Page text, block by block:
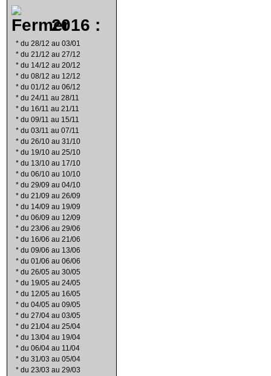
2016 :
* du 28/12 au 03/01
* du 21/12 au 27/12
* du 14/12 au 20/12
* du 08/12 au 12/12
* du 01/12 au 06/12
* du 24/11 au 28/11
* du 16/11 au 21/11
* du 09/11 au 15/11
* du 03/11 au 07/11
* du 26/10 au 31/10
* du 19/10 au 25/10
* du 13/10 au 17/10
* du 06/10 au 10/10
* du 29/09 au 04/10
* du 21/09 au 26/09
* du 14/09 au 19/09
* du 06/09 au 12/09
* du 23/06 au 29/06
* du 16/06 au 21/06
* du 09/06 au 13/06
* du 01/06 au 06/06
* du 26/05 au 30/05
* du 19/05 au 24/05
* du 12/05 au 16/05
* du 04/05 au 09/05
* du 27/04 au 03/05
* du 21/04 au 25/04
* du 13/04 au 19/04
* du 06/04 au 11/04
* du 31/03 au 05/04
* du 23/03 au 29/03